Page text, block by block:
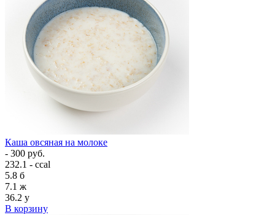
Каша овсяная на молоке
- 300 руб.
232.1 - ccal
5.8 б
7.1 ж
36.2 у
В корзину